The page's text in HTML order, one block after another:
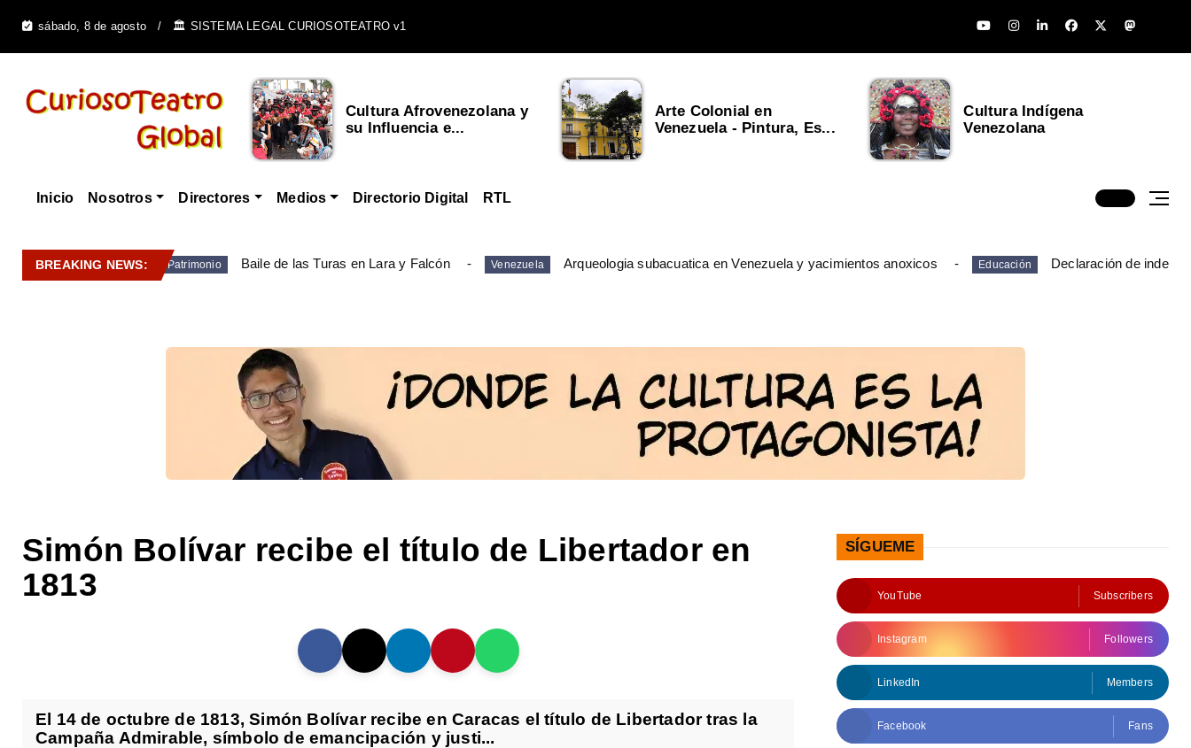
sábado, 8 de agosto 🏛️ SISTEMA LEGAL CURIOSOTEATRO v1
Cultura Afrovenezolana y
su Influencia e...
Arte Colonial en
Venezuela - Pintura, Es...
Cultura Indígena
Venezolana
Inicio Nosotros Directores Medios Directorio Digital RTL
BREAKING NEWS: Patrimonio Baile de las Turas en Lara y Falcón Venezuela Arqueologia subacuatica en Venezuela y yacimientos anoxicos Educación Declaración de
Simón Bolívar recibe el título de Libertador en
1813
El 14 de octubre de 1813, Simón Bolívar recibe en Caracas el título de Libertador tras la
Campaña Admirable, símbolo de emancipación y justi...
SÍGUEME
YouTube Subscribers
Instagram Followers
LinkedIn Members
Facebook Fans